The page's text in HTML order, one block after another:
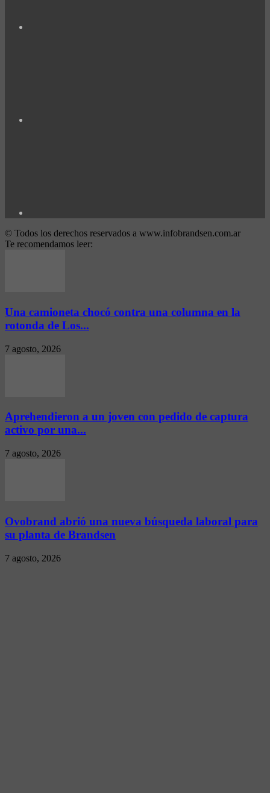
© Todos los derechos reservados a www.infobrandsen.com.ar
Te recomendamos leer:
Una camioneta chocó contra una columna en la
rotonda de Los...
7 agosto, 2026
Aprehendieron a un joven con pedido de captura
activo por una...
7 agosto, 2026
Ovobrand abrió una nueva búsqueda laboral para
su planta de Brandsen
7 agosto, 2026